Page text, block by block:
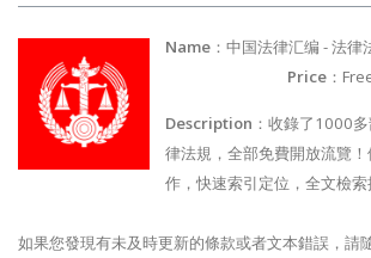
Name ：中国法律汇编 -
Price ：
Description ：收錄了1000
律法規，全部免費開放流覽
作，快速索引定位，全文檢索
如果您發現有未及時更新的條款或者文本錯誤，請